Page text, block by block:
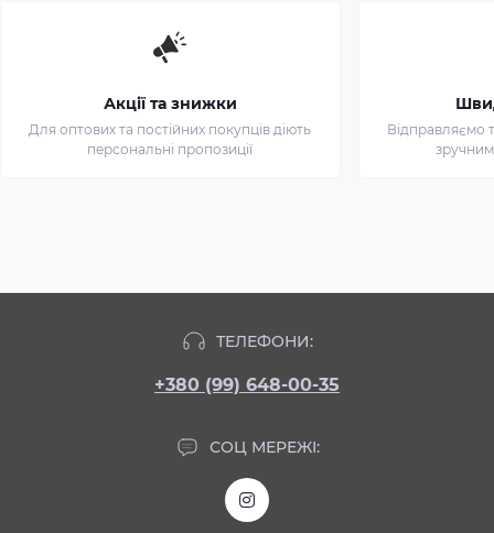
Акції та знижки
Для оптових та постійних покупців діють
персональні пропозиції
Відправляємо
ТЕЛЕФОНИ:
+380 (99) 648-00-35
СОЦ МЕРЕЖІ: